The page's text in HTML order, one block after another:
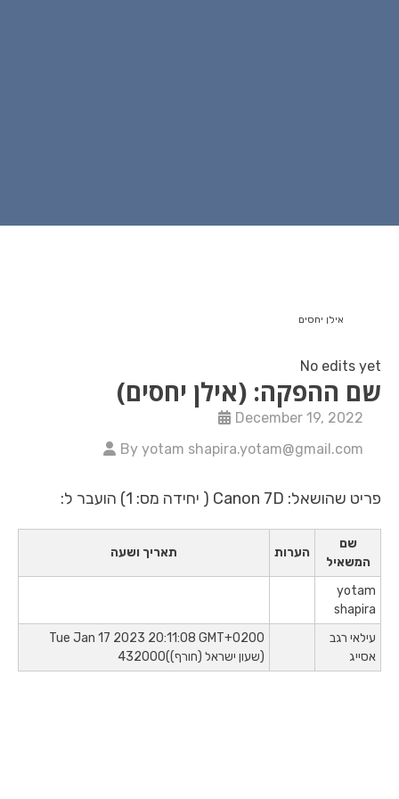
אילן יחסים
No edits yet
שם ההפקה: (אילן יחסים)
December 19, 2022
By yotam shapira.yotam@gmail.com
פריט שהושאל: Canon 7D ( יחידה מס: 1) הועבר ל:
שם
המשאיל
הערות תאריך ושעה
yotam
shapira
עילאי רגב
אסייג
Tue Jan 17 2023 20:11:08 GMT+0200
(שעון ישראל (חורף))432000